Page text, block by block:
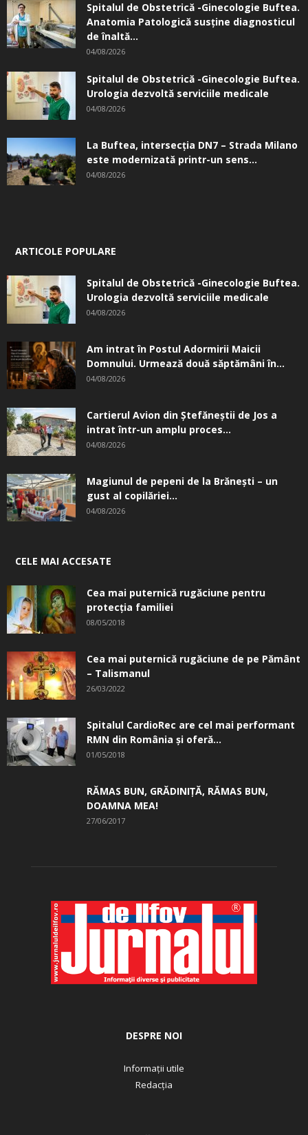
Spitalul de Obstetrică -Ginecologie Buftea.
Anatomia Patologică susţine diagnosticul
de înaltă...
04/08/2026
Spitalul de Obstetrică -Ginecologie Buftea.
Urologia dezvoltă serviciile medicale
04/08/2026
La Buftea, intersecţia DN7 – Strada Milano
este modernizată printr-un sens...
04/08/2026
ARTICOLE POPULARE
Spitalul de Obstetrică -Ginecologie Buftea.
Urologia dezvoltă serviciile medicale
04/08/2026
Am intrat în Postul Adormirii Maicii
Domnului. Urmează două săptămâni în...
04/08/2026
Cartierul Avion din Ştefăneştii de Jos a
intrat într-un amplu proces...
04/08/2026
Magiunul de pepeni de la Brăneşti – un
gust al copilăriei...
04/08/2026
CELE MAI ACCESATE
Cea mai puternică rugăciune pentru
protecția familiei
08/05/2018
Cea mai puternică rugăciune de pe Pământ
– Talismanul
26/03/2022
Spitalul CardioRec are cel mai performant
RMN din România și oferă...
01/05/2018
RĂMAS BUN, GRĂDINIŢĂ, ­RĂMAS BUN,
DOAMNA MEA!
27/06/2017
DESPRE NOI
Informații utile
Redacția